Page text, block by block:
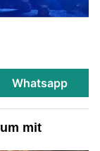
Whatsapp
mit